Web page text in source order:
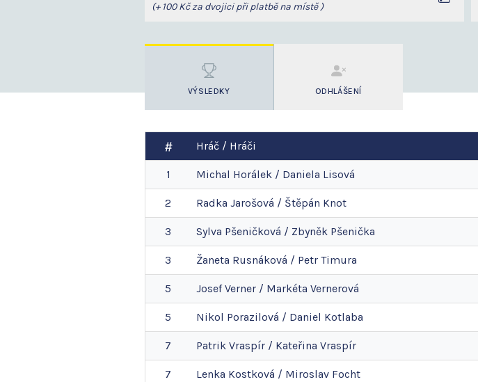
(+ 100 Kč za dvojici při platbě na místě )
VÝSLEDKY ODHLÁŠENÍ
Hráč / Hráči
1 Michal Horálek / Daniela Lisová
2 Radka Jarošová / Štěpán Knot
3 Sylva Pšeničková / Zbyněk Pšenička
3 Žaneta Rusnáková / Petr Timura
5 Josef Verner / Markéta Vernerová
5 Nikol Porazilová / Daniel Kotlaba
7 Patrik Vraspír / Kateřina Vraspír
7 Lenka Kostková / Miroslav Focht